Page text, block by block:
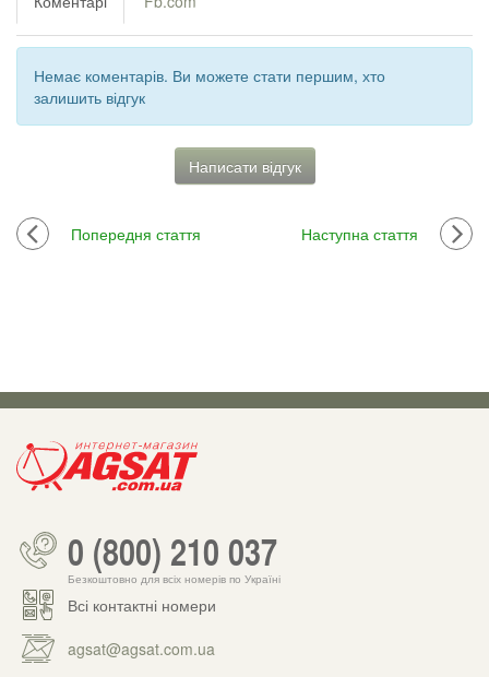
Немає коментарів. Ви можете стати першим, хто
залишить відгук
Написати відгук
Попередня стаття Наступна стаття
0 (800) 210 037
Безкоштовно для всіх номерів по Україні
Всі контактні номери
agsat@agsat.com.ua